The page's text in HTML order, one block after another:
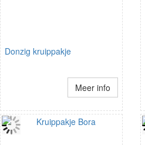
Donzig kruippakje
Meer info